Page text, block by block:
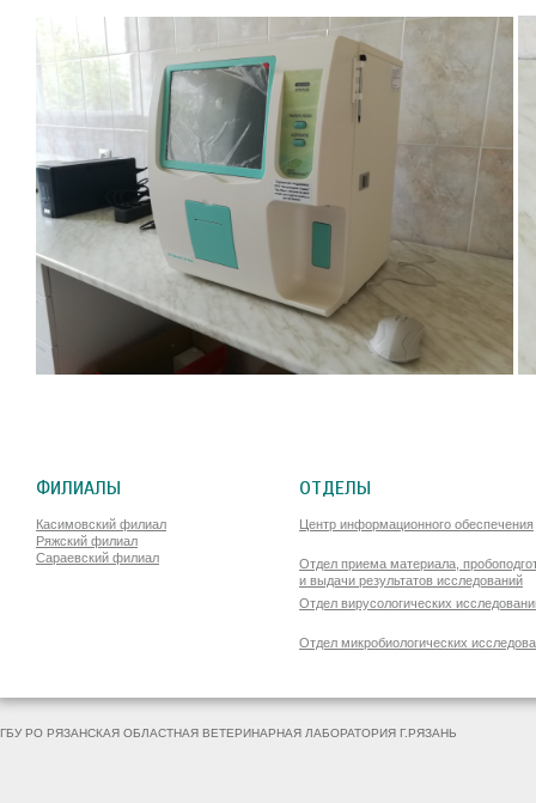
ФИЛИАЛЫ
Касимовский филиал
Ряжский филиал
Сараевский филиал
ОТДЕЛЫ
Центр информационного обеспечения
Отдел приема материала,
и выдачи результатов исследований
Отдел вирусологических
Отдел микробиологических
ГБУ РО РЯЗАНСКАЯ ОБЛАСТНАЯ ВЕТЕРИНАРНАЯ ЛАБОРАТОРИЯ Г.РЯЗАНЬ